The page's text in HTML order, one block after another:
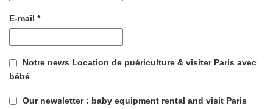
E-mail *
Notre news Location de puériculture & visiter Paris avec
bébé
Our newsletter : baby equipment rental and visit Paris